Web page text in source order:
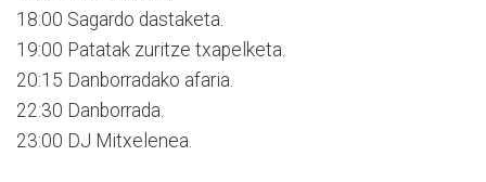
18:00 Sagardo dastaketa.
19:00 Patatak zuritze txapelketa.
20:15 Danborradako afaria.
22:30 Danborrada.
23:00 DJ Mitxelenea.